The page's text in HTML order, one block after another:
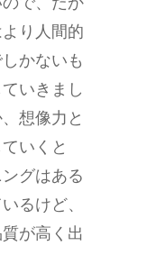
り人間的
かないも
いきまし
想像力と
いくと
グはある
るけど、
が高く出